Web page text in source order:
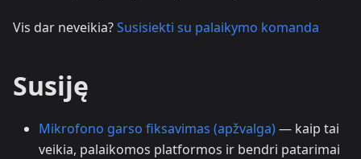
Vis dar neveikia?Susisiekti su palaikymo komanda
Susiję
Mikrofono garso fiksavimas (apžvalga)— kaip tai
veikia, palaikomos platformos ir bendri patarimai